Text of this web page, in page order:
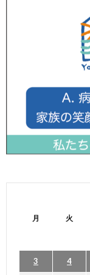
月 火
3 4